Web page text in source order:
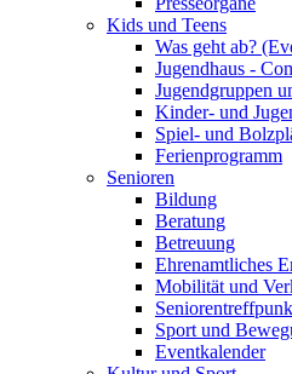
Kids und Teens
Was geht ab?
Jugendhaus -
Jugendgruppen
Kinder- und
Spiel- und
Ferienprogramm
Senioren
Bildung
Beratung
Betreuung
Ehrenamtliches
Mobilität und
Sport und
Eventkalender